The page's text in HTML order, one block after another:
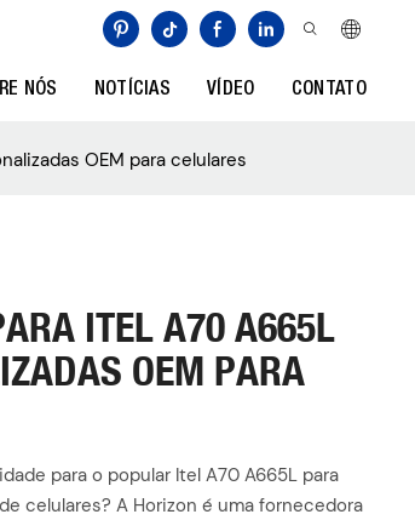
NÓS NOTÍCIAS VÍDEO CONTATO
OEM para celulares
ITEL A70 A665L
OEM PARA
para o popular Itel A70 A665L para
celulares? A Horizon é uma fornecedora